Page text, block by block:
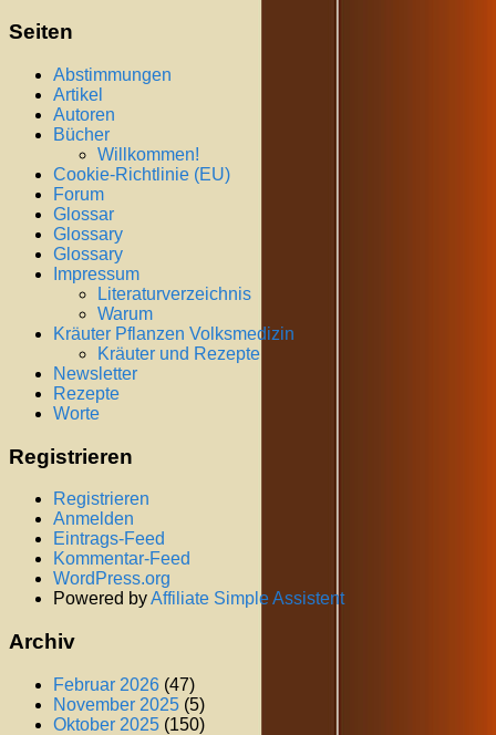
Seiten
Abstimmungen
Artikel
Autoren
Bücher
Willkommen!
Cookie-Richtlinie (EU)
Forum
Glossar
Glossary
Glossary
Impressum
Literaturverzeichnis
Warum
Kräuter Pflanzen Volksmedizin
Kräuter und Rezepte
Newsletter
Rezepte
Worte
Registrieren
Registrieren
Anmelden
Eintrags-Feed
Kommentar-Feed
WordPress.org
Powered byAffiliate Simple Assistent
Archiv
Februar 2026 (47)
November 2025 (5)
Oktober 2025 (150)